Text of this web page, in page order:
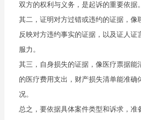
双方的权利与义务，是起诉的重要依据。
其二，证明对方过错或违约的证据，像
反映对方违约事实的证据，以及证人证
服力。
其三，自身损失的证据，像医疗票据能
的医疗费用支出，财产损失清单能准确
况。
总之，要依据具体案件类型和诉求，准